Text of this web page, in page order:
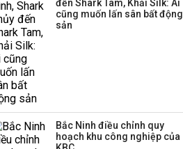
đến Shark Tam, Khải Silk: Ai
cũng muốn lấn sân bất động
sản
Bắc Ninh điều chỉnh quy
hoạch khu công nghiệp của